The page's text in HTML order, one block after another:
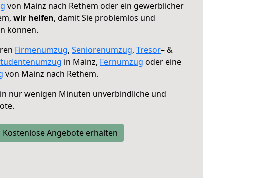
von Mainz nach Rethem oder ein gewerblicher
wir helfen, damit Sie problemlos und
können.
Firmenumzug, Seniorenumzug, Tresor– &
in Mainz, Fernumzug oder eine
von Mainz nach Rethem.
in nur wenigen Minuten unverbindliche und
Kostenlose Angebote erhalten